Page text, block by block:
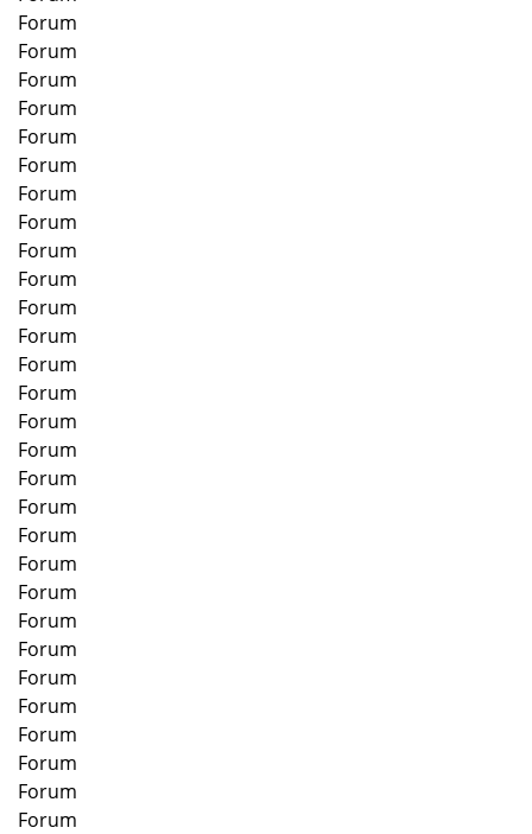
Forum
Forum
Forum
Forum
Forum
Forum
Forum
Forum
Forum
Forum
Forum
Forum
Forum
Forum
Forum
Forum
Forum
Forum
Forum
Forum
Forum
Forum
Forum
Forum
Forum
Forum
Forum
Forum
Forum